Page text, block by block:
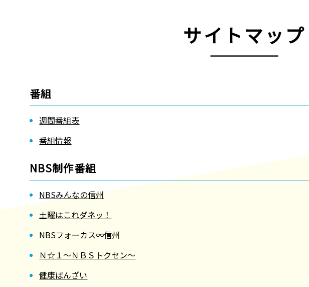
サイトマップ
番組
週間番組表
番組情報
NBS制作番組
NBSみんなの信州
土曜はこれダネッ！
NBSフォーカス∞信州
Ｎ☆１～ＮＢＳトクセン～
健康ばんざい